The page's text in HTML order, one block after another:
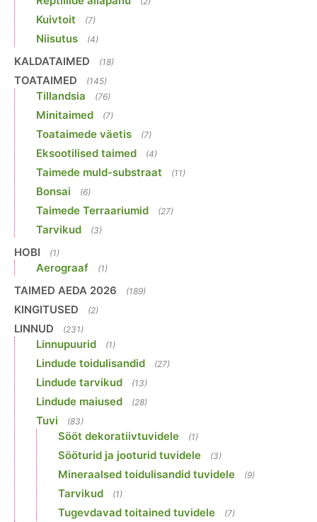
Kuivtoit (7)
Niisutus (4)
KALDATAIMED (18)
TOATAIMED (145)
Tillandsia (76)
Minitaimed (7)
Toataimede väetis (7)
Eksootilised taimed (4)
Taimede muld-substraat (11)
Bonsai (6)
Taimede Terraariumid (27)
Tarvikud (3)
HOBI (1)
Aerograaf (1)
TAIMED AEDA 2026 (189)
KINGITUSED (2)
LINNUD (231)
Linnupuurid (1)
Lindude toidulisandid (27)
Lindude tarvikud (13)
Lindude maiused (28)
Tuvi (83)
Sööt dekoratiivtuvidele (1)
Sööturid ja jooturid tuvidele (3)
Mineraalsed toidulisandid tuvidele (9)
Tarvikud (1)
Tugevdavad toitained tuvidele (7)